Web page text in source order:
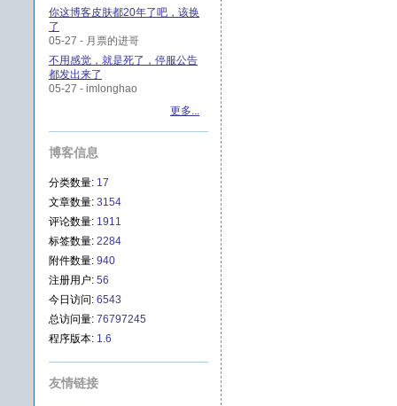
你这博客皮肤都20年了吧，该换
了
05-27 - 月票的进哥
不用感觉，就是死了，停服公告
都发出来了
05-27 - imlonghao
更多...
博客信息
分类数量: 17
文章数量: 3154
评论数量: 1911
标签数量: 2284
附件数量: 940
注册用户: 56
今日访问: 6543
总访问量: 76797245
程序版本: 1.6
友情链接